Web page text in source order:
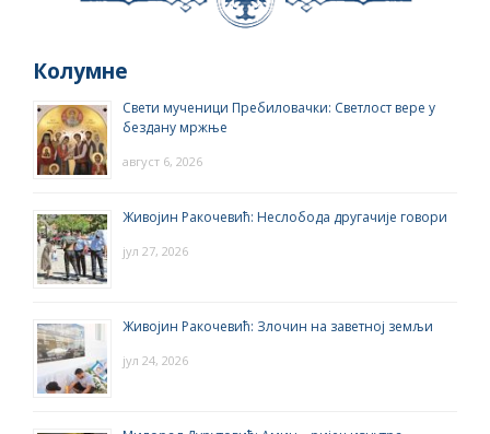
Колумне
Свети мученици Пребиловачки: Светлост вере у
бездану мржње
август 6, 2026
Живојин Ракочевић: Неслобода другачије говори
јул 27, 2026
Живојин Ракочевић: Злочин на заветној земљи
јул 24, 2026